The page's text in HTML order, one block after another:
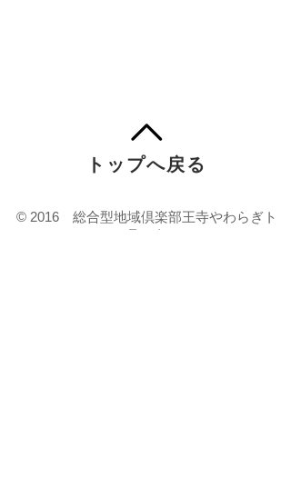
トップへ戻る
© 2016 総合型地域倶楽部王寺やわらぎト
ラスト